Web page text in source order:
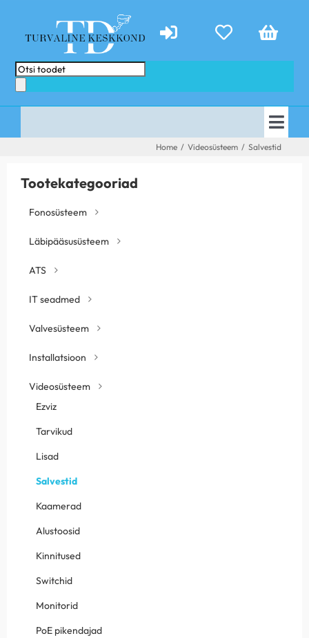
content
Products
search
PAKKUMISED
TEENUSED
TEHTUD TÖÖD
UUDISED
Home / Videosüsteem / Salvestid
Tootekategooriad
Fonosüsteem
Läbipääsusüsteem
ATS
IT seadmed
Valvesüsteem
Installatsioon
Videosüsteem
Ezviz
Tarvikud
Lisad
Salvestid
Kaamerad
Alustoosid
Kinnitused
Switchid
Monitorid
PoE pikendajad